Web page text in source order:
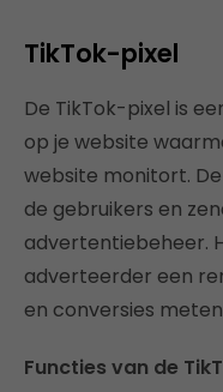
TikTok-pixel
De TikTok-pixel is
op je website
website monitort.
de gebruikers en
advertentiebeheer.
adverteerder een
en conversies
Functies van de